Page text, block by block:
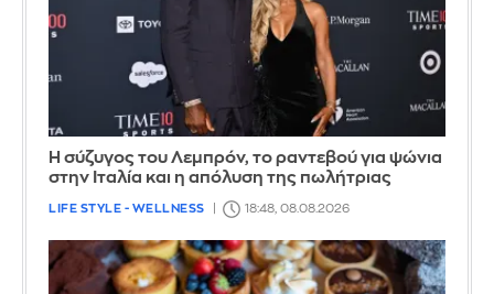
Η σύζυγος του Λεμπρόν, το ραντεβού για ψώνια
στην Ιταλία και η απόλυση της πωλήτριας
LIFE STYLE - WELLNESS 18:48, 08.08.2026